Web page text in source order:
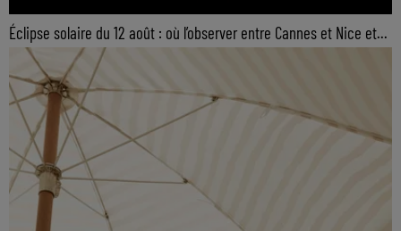
Éclipse solaire du 12 août : où l’observer entre Cannes et Nice et...